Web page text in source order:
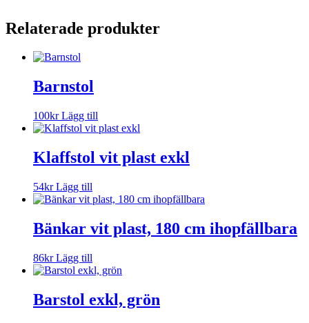
Relaterade produkter
Barnstol
100kr Lägg till
Klaffstol vit plast exkl
54kr Lägg till
Bänkar vit plast, 180 cm ihopfällbara
86kr Lägg till
Barstol exkl, grön